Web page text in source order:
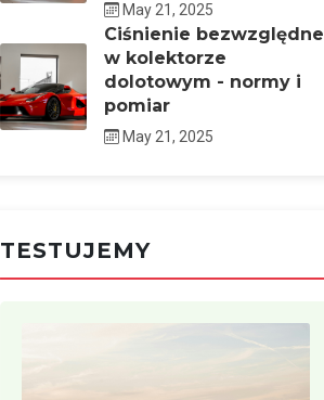
May 21, 2025
Ciśnienie bezwzględne
w kolektorze
dolotowym - normy i
pomiar
May 21, 2025
TESTUJEMY